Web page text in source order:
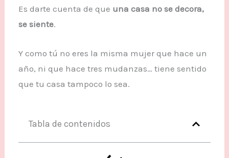
Es darte cuenta de que una casa no se decora,
se siente.
Y como tú no eres la misma mujer que hace un
año, ni que hace tres mudanzas… tiene sentido
que tu casa tampoco lo sea.
Tabla de contenidos